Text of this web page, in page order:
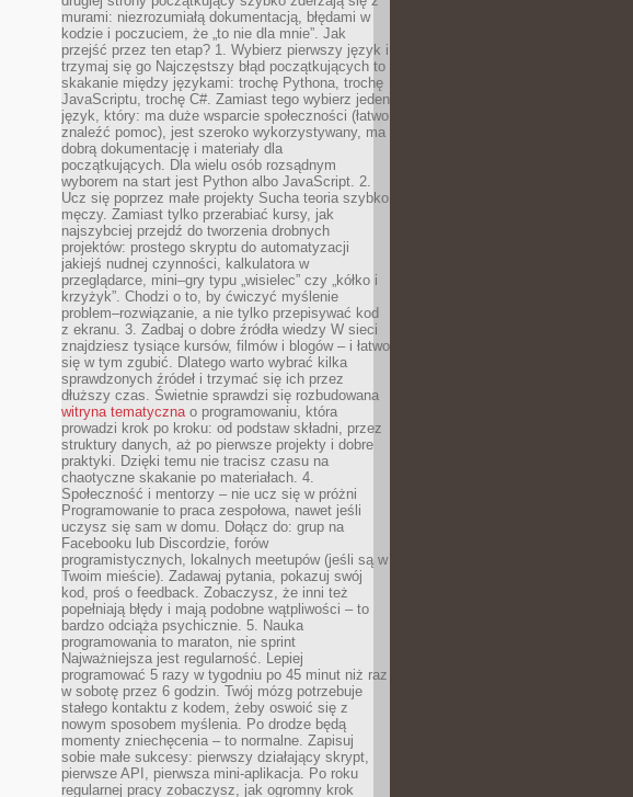
murami: niezrozumiałą dokumentacją, błędami w
kodzie i poczuciem, że „to nie dla mnie”. Jak
przejść przez ten etap? 1. Wybierz pierwszy język i
trzymaj się go Najczęstszy błąd początkujących to
skakanie między językami: trochę Pythona, trochę
JavaScriptu, trochę C#. Zamiast tego wybierz jeden
język, który: ma duże wsparcie społeczności (łatwo
znaleźć pomoc), jest szeroko wykorzystywany, ma
dobrą dokumentację i materiały dla
początkujących. Dla wielu osób rozsądnym
wyborem na start jest Python albo JavaScript. 2.
Ucz się poprzez małe projekty Sucha teoria szybko
męczy. Zamiast tylko przerabiać kursy, jak
najszybciej przejdź do tworzenia drobnych
projektów: prostego skryptu do automatyzacji
jakiejś nudnej czynności, kalkulatora w
przeglądarce, mini–gry typu „wisielec” czy „kółko i
krzyżyk”. Chodzi o to, by ćwiczyć myślenie
problem–rozwiązanie, a nie tylko przepisywać kod
z ekranu. 3. Zadbaj o dobre źródła wiedzy W sieci
znajdziesz tysiące kursów, filmów i blogów – i łatwo
się w tym zgubić. Dlatego warto wybrać kilka
sprawdzonych źródeł i trzymać się ich przez
dłuższy czas. Świetnie sprawdzi się rozbudowana
witryna tematycznao programowaniu, która
prowadzi krok po kroku: od podstaw składni, przez
struktury danych, aż po pierwsze projekty i dobre
praktyki. Dzięki temu nie tracisz czasu na
chaotyczne skakanie po materiałach. 4.
Społeczność i mentorzy – nie ucz się w próżni
Programowanie to praca zespołowa, nawet jeśli
uczysz się sam w domu. Dołącz do: grup na
Facebooku lub Discordzie, forów
programistycznych, lokalnych meetupów (jeśli są w
Twoim mieście). Zadawaj pytania, pokazuj swój
kod, proś o feedback. Zobaczysz, że inni też
popełniają błędy i mają podobne wątpliwości – to
bardzo odciąża psychicznie. 5. Nauka
programowania to maraton, nie sprint
Najważniejsza jest regularność. Lepiej
programować 5 razy w tygodniu po 45 minut niż raz
w sobotę przez 6 godzin. Twój mózg potrzebuje
stałego kontaktu z kodem, żeby oswoić się z
nowym sposobem myślenia. Po drodze będą
momenty zniechęcenia – to normalne. Zapisuj
sobie małe sukcesy: pierwszy działający skrypt,
pierwsze API, pierwsza mini-aplikacja. Po roku
regularnej pracy zobaczysz, jak ogromny krok